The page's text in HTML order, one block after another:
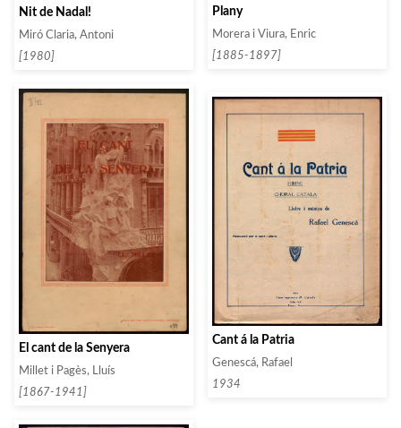
Nit de Nadal!
Miró Claria, Antoni
[1980]
Plany
Morera i Viura, Enric
[1885-1897]
El cant de la Senyera
Millet i Pagès, Lluís
[1867-1941]
Cant á la Patria
Genescá, Rafael
1934